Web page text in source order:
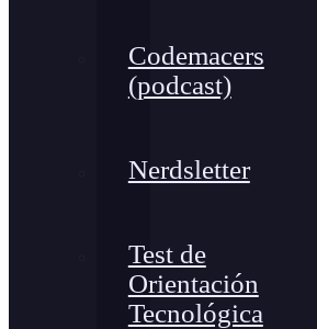
Codemacers
(podcast)
Nerdsletter
Test de
Orientación
Tecnológica